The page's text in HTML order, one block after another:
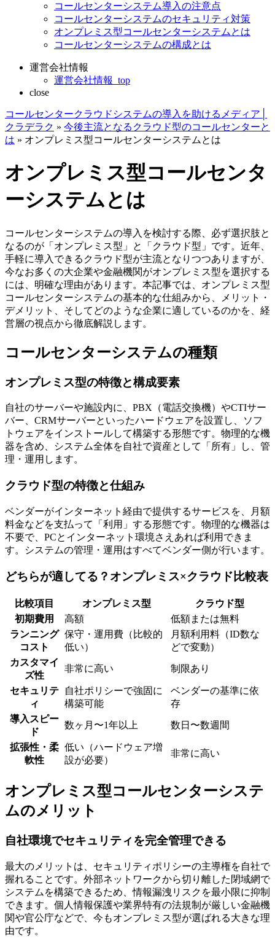
コールセンターシステム導入の注意点
コールセンターシステムのセキュリティ対策
オンプレミス型コールセンターシステムとは
コールセンターシステムの構成とは
運営会社情報
運営会社情報_top
close
コールセンタークラウドシステムの導入を助けるメディア│
クラデラク » 今後主流となるクラウド型のコールセンターと
は » オンプレミス型コールセンターシステムとは
オンプレミス型コールセンタ
ーシステムとは
コールセンターシステムの導入を検討する際、必ず選択肢と
なるのが「オンプレミス型」と「クラウド型」です。近年、
手軽に導入できるクラウド型が主流となりつつありますが、
今なお多くの大企業や金融機関がオンプレミス型を選択する
には、明確な理由があります。本記事では、オンプレミス型
コールセンターシステムの基本的な仕組みから、メリット・
デメリット、そしてどのような企業に適しているのかを、経
営層の視点から徹底解説します。
コールセンターシステムの種類
オンプレミス型の特徴と構成要素
自社のサーバーや施設内に、PBX（電話交換機）やCTIサー
バー、CRMサーバーといったハードウェアを設置し、ソフ
トウェアをインストールして構築する形態です。 物理的な機
器を含め、システム全体を自社で資産として「所有」し、管
理・運用 します。
クラウド型の特徴と仕組み
ベンダーがインターネット経由で提供するサービスを、月額
料金などを支払って「利用」する形態です。物理的な機器は
不要で、PCとインターネット環境さえあれば利用できま
す。システムの管理・運用はすべてベンダー側が行います。
どちらが適してる？オンプレミス×クラウド比較表
比較項目 オンプレミス型
クラウド型
初期費用
高額
低額または無料
ランニング
コスト
保守・運用費（比較的
低い）
月額利用料（ID数な
どで変動）
カスタマイ
ズ性
非常に高い 制限あり
セキュリテ
ィ
自社ポリシーで強固に
構築可能
ベンダーの基準に依
存
導入スピー
ド
数ヶ月〜1年以上 数日〜数週間
拡張性・柔
軟性
低い（ハードウェア増
設が必要）
非常に高い
オンプレミス型コールセンターシステ
ムのメリット
自社環境でセキュリティを完全管理できる
最大のメリットは、セキュリティポリシーの主導権を自社で
握れることです。外部ネットワークから切り離した閉域網で
システムを構築できるため、情報漏洩リスクを最小限に抑制
できます。個人情報保護や業界特有の法規制が厳しい金融機
関や官公庁などで、今もオンプレミス型が選ばれる大きな理
由です。